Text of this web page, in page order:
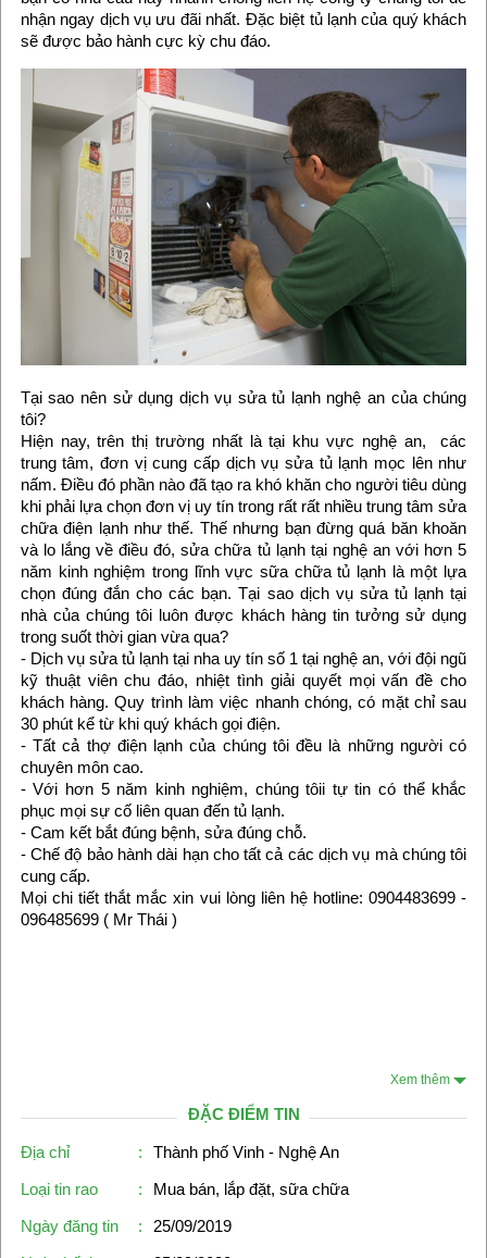
nhận ngay dịch vụ ưu đãi nhất. Đặc biệt tủ lạnh của quý khách
sẽ được bảo hành cực kỳ chu đáo.
Tại sao nên sử dụng dịch vụ sửa tủ lạnh nghệ an của chúng
tôi?
Hiện nay, trên thị trường nhất là tại khu vực nghệ an, các
trung tâm, đơn vị cung cấp dịch vụ sửa tủ lạnh mọc lên như
nấm. Điều đó phần nào đã tạo ra khó khăn cho người tiêu dùng
khi phải lựa chọn đơn vị uy tín trong rất rất nhiều trung tâm sửa
chữa điện lạnh như thế. Thế nhưng bạn đừng quá băn khoăn
và lo lắng về điều đó, sửa chữa tủ lạnh tại nghệ an với hơn 5
năm kinh nghiệm trong lĩnh vực sữa chữa tủ lạnh là một lựa
chọn đúng đắn cho các bạn. Tại sao dịch vụ sửa tủ lạnh tại
nhà của chúng tôi luôn được khách hàng tin tưởng sử dụng
trong suốt thời gian vừa qua?
- Dịch vụ sửa tủ lạnh tại nha uy tín số 1 tại nghệ an, với đội ngũ
kỹ thuật viên chu đáo, nhiệt tình giải quyết mọi vấn đề cho
khách hàng. Quy trình làm việc nhanh chóng, có mặt chỉ sau
30 phút kể từ khi quý khách gọi điện.
- Tất cả thợ điện lạnh của chúng tôi đều là những người có
chuyên môn cao.
- Với hơn 5 năm kinh nghiệm, chúng tôii tự tin có thể khắc
phục mọi sự cố liên quan đến tủ lạnh.
- Cam kết bắt đúng bệnh, sửa đúng chỗ.
- Chế độ bảo hành dài hạn cho tất cả các dịch vụ mà chúng tôi
cung cấp.
Mọi chi tiết thắt mắc xin vui lòng liên hệ hotline: 0904483699 -
096485699 ( Mr Thái )
Xem thêm
ĐẶC ĐIỂM TIN
Địa chỉ :
Thành phố Vinh - Nghệ An
Loại tin rao
:
Mua bán, lắp đặt, sữa chữa
Ngày đăng tin
:
25/09/2019